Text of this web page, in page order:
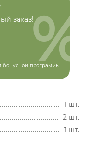
заказ!
бонусной программы
%
1 шт.
2 шт.
1 шт.